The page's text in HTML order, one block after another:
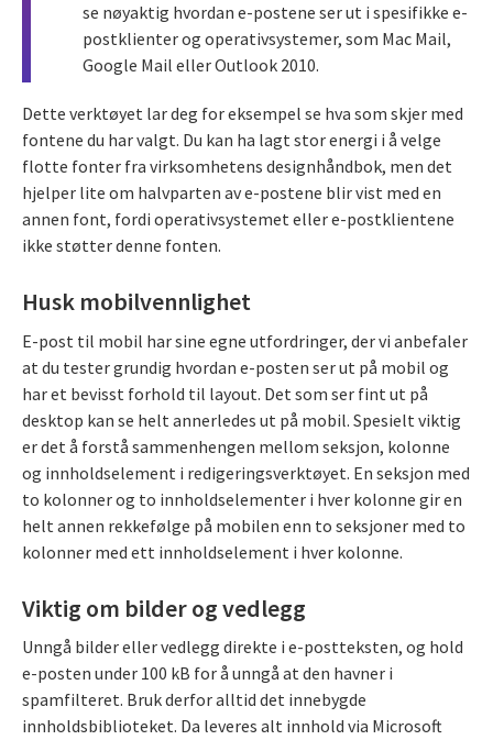
se nøyaktig hvordan e-postene ser ut i spesifikke e-
postklienter og operativsystemer, som Mac Mail,
Google Mail eller Outlook 2010.
Dette verktøyet lar deg for eksempel se hva som skjer med
fontene du har valgt. Du kan ha lagt stor energi i å velge
flotte fonter fra virksomhetens designhåndbok, men det
hjelper lite om halvparten av e-postene blir vist med en
annen font, fordi operativsystemet eller e-postklientene
ikke støtter denne fonten.
Husk mobilvennlighet
E-post til mobil har sine egne utfordringer, der vi anbefaler
at du tester grundig hvordan e-posten ser ut på mobil og
har et bevisst forhold til layout. Det som ser fint ut på
desktop kan se helt annerledes ut på mobil. Spesielt viktig
er det å forstå sammenhengen mellom seksjon, kolonne
og innholdselement i redigeringsverktøyet. En seksjon med
to kolonner og to innholdselementer i hver kolonne gir en
helt annen rekkefølge på mobilen enn to seksjoner med to
kolonner med ett innholdselement i hver kolonne.
Viktig om bilder og vedlegg
Unngå bilder eller vedlegg direkte i e-postteksten, og hold
e-posten under 100 kB for å unngå at den havner i
spamfilteret. Bruk derfor alltid det innebygde
innholdsbiblioteket. Da leveres alt innhold via Microsoft